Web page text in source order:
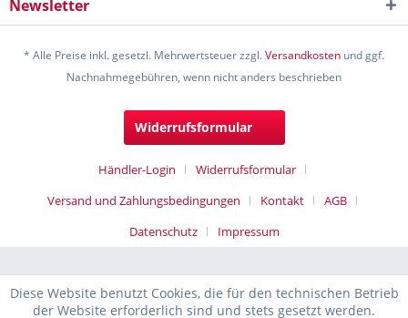
Newsletter
* Alle Preise inkl. gesetzl. Mehrwertsteuer zzgl.Versandkosten und ggf.
Nachnahmegebühren, wenn nicht anders beschrieben
Widerrufsformular
Händler-Login
Widerrufsformular
Versand und Zahlungsbedingungen
Kontakt
AGB
Datenschutz
Impressum
Diese Website benutzt Cookies, die für den technischen Betrieb
der Website erforderlich sind und stets gesetzt werden.